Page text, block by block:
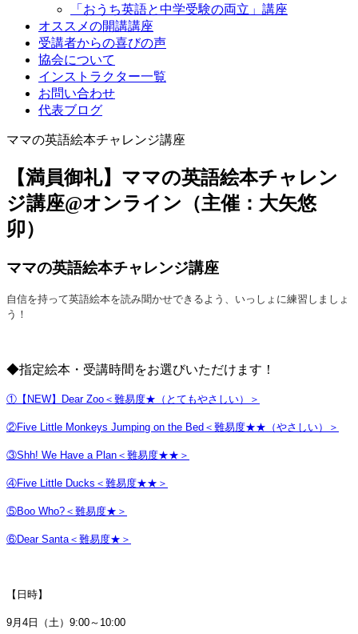
「おうち英語と中学受験の両立」講座
オススメの開講講座
受講者からの喜びの声
協会について
インストラクター一覧
お問い合わせ
代表ブログ
ママの英語絵本チャレンジ講座
【満員御礼】ママの英語絵本チャレン
ジ講座@オンライン（主催：大矢悠
卯）
ママの英語絵本チャレンジ講座
自信を持って英語絵本を読み聞かせできるよう、いっしょに練習しましょ
う！
◆指定絵本・受講時間をお選びいただけます！
①【NEW】Dear Zoo ＜難易度★（とてもやさしい）＞
②Five Little Monkeys Jumping on the Bed＜難易度★★（やさしい）＞
③Shh! We Have a Plan＜難易度★★＞
④Five Little Ducks＜難易度★★＞
⑤Boo Who?＜難易度★＞
⑥Dear Santa＜難易度★＞
【日時】
9月4日（土）9:00～10:00